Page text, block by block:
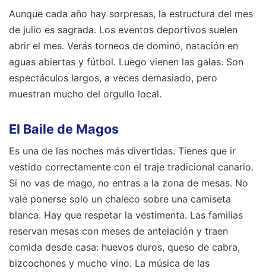
Aunque cada año hay sorpresas, la estructura del mes
de julio es sagrada. Los eventos deportivos suelen
abrir el mes. Verás torneos de dominó, natación en
aguas abiertas y fútbol. Luego vienen las galas. Son
espectáculos largos, a veces demasiado, pero
muestran mucho del orgullo local.
El Baile de Magos
Es una de las noches más divertidas. Tienes que ir
vestido correctamente con el traje tradicional canario.
Si no vas de mago, no entras a la zona de mesas. No
vale ponerse solo un chaleco sobre una camiseta
blanca. Hay que respetar la vestimenta. Las familias
reservan mesas con meses de antelación y traen
comida desde casa: huevos duros, queso de cabra,
bizcochones y mucho vino. La música de las